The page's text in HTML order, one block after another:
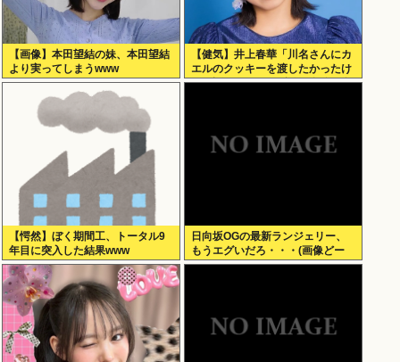
【画像】本田望結の妹、本田望結
より実ってしまうwww
【健気】井上春華「川名さんにカ
エルのクッキーを渡したかったけ
ど、話しかけられず結局自分で食
【愕然】ぼく期間工、トータル9
年目に突入した結果www
日向坂OGの最新ランジェリー、
もうエグいだろ・・・(画像どー
ん)